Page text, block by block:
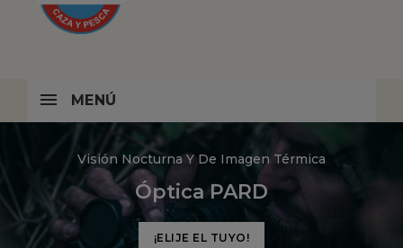
MENÚ
Visión Nocturna Y De Imagen Térmica
Óptica PARD
¡ELIJE EL TUYO!